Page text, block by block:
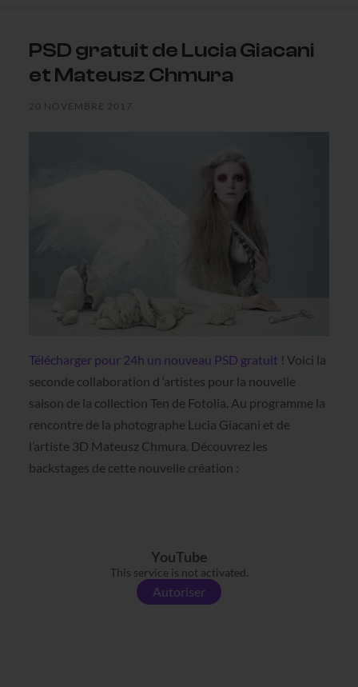
PSD gratuit de Lucia Giacani
et Mateusz Chmura
20 NOVEMBRE 2017
Télécharger pour 24h un nouveau PSD gratuit ! Voici la
seconde collaboration d ‘artistes pour la nouvelle
saison de la collection Ten de Fotolia. Au programme la
rencontre de la photographe Lucia Giacani et de
l’artiste 3D Mateusz Chmura. Découvrez les
backstages de cette nouvelle création :
YouTube
This service is not activated.
Autoriser